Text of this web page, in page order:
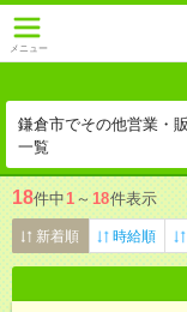
メニュー
鎌倉市でその他営業・
一覧
18件中1 ～ 18件表示
新着順 時給順